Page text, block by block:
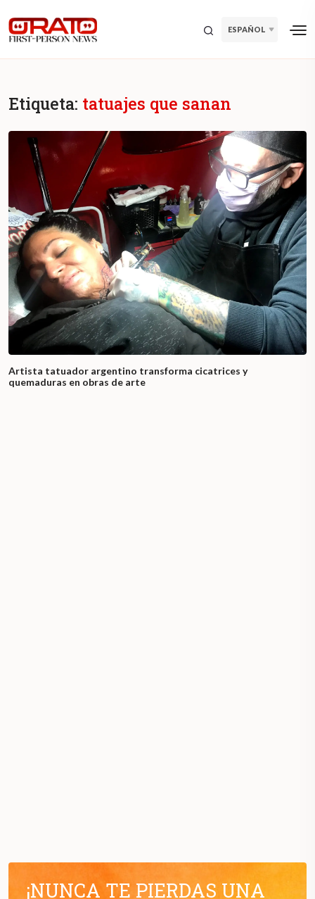
ESPAÑOL
Etiqueta: tatuajes que sanan
Artista tatuador argentino transforma cicatrices y
quemaduras en obras de arte
¡NUNCA TE PIERDAS UNA